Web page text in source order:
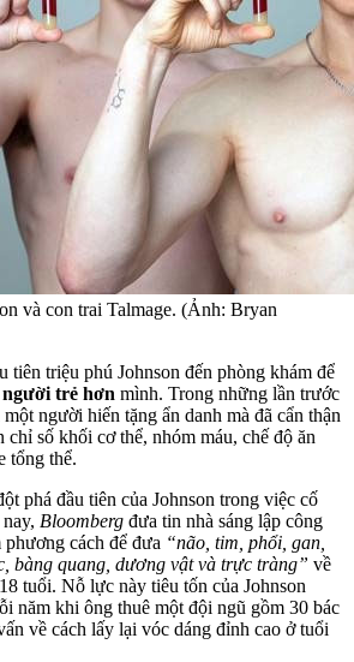
và con trai Talmage. (Ảnh: Bryan
tiên triệu phú Johnson đến phòng khám để
trẻ hơn mình. Trong những lần trước
người hiến tặng ẩn danh mà đã cẩn thận
chỉ số khối cơ thể, nhóm máu, chế độ ăn
tổng thể.
phá đầu tiên của Johnson trong việc cố
Bloomberg đưa tin nhà sáng lập công
cách để đưa “não, tim, phổi, gan,
bàng quang, dương vật và trực tràng” về
tuổi. Nỗ lực này tiêu tốn của Johnson
năm khi ông thuê một đội ngũ gồm 30 bác
về cách lấy lại vóc dáng đỉnh cao ở tuổi